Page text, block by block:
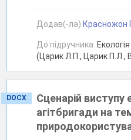
Додав(-ла) Красножон
До підручника
(Царик Л.П., Царик П.Л.,
DOCX
Сценарій виступу
агітбригади на